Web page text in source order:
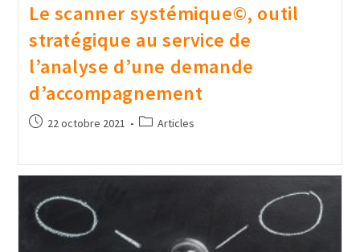
Le scanner systémique©, outil
stratégique au service de
l’analyse d’une demande
d’accompagnement
22 octobre 2021 Articles